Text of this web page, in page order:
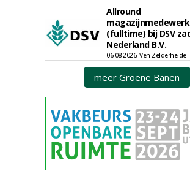
Allround
(fulltime) bij DSV
Nederland B.V.
06-08-2026, Ven Zelderheide
meer Groene Banen